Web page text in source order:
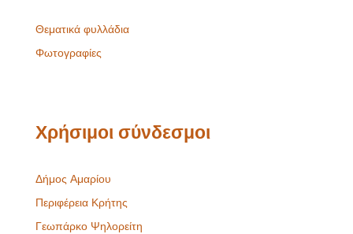
Θεματικά φυλλάδια
Φωτογραφίες
Χρήσιμοι σύνδεσμοι
Δήμος Αμαρίου
Περιφέρεια Κρήτης
Γεωπάρκο Ψηλορείτη